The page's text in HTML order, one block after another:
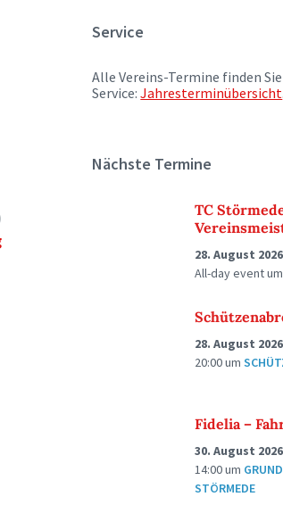
Service
Alle Vereins-Termine finden
Service:Jahresterminübersicht
Nächste Termine
TC
28. August 2026
All-day eventum
28. August 2026
20:00um
Fidelia –
30. August 2026
14:00um
STÖRMEDE